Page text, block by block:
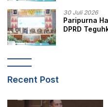
30 Juli 2026
Paripurna
DPRD
Recent Post